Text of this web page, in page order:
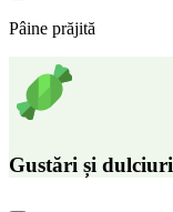
Pâine prăjită
Gustări și dulciuri